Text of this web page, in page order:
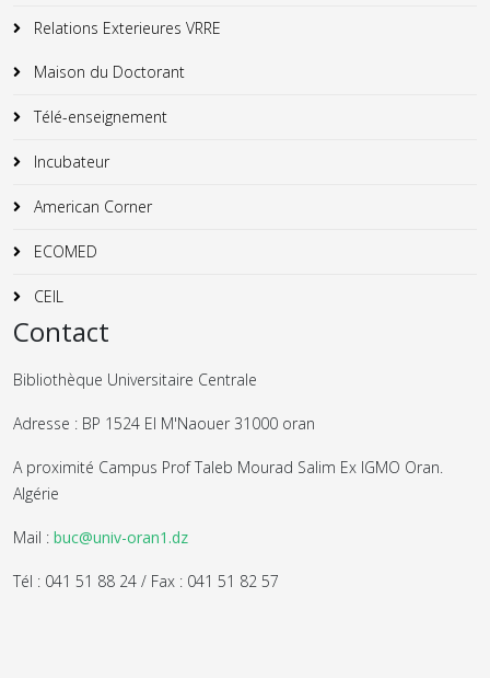
Relations Exterieures VRRE
Maison du Doctorant
Télé-enseignement
Incubateur
American Corner
ECOMED
CEIL
Contact
Bibliothèque Universitaire Centrale
Adresse : BP 1524 El M'Naouer 31000 oran
A proximité Campus Prof Taleb Mourad Salim Ex IGMO Oran.
Algérie
Mail : buc@univ-oran1.dz
Tél : 041 51 88 24 / Fax : 041 51 82 57